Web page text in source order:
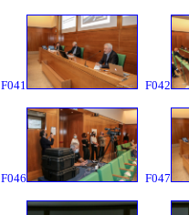
F041 F042
F046 F047